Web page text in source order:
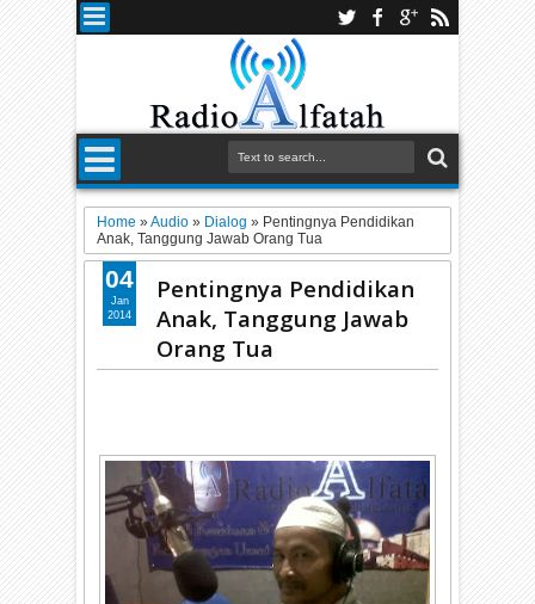
Home »Audio » Dialog » Pentingnya Pendidikan
Anak, Tanggung Jawab Orang Tua
Pentingnya Pendidikan
Anak, Tanggung Jawab
Orang Tua
04
Jan
2014